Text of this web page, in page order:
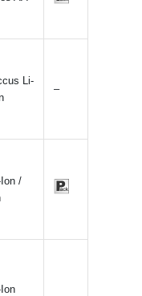
Li-
–
Ion /
Ion